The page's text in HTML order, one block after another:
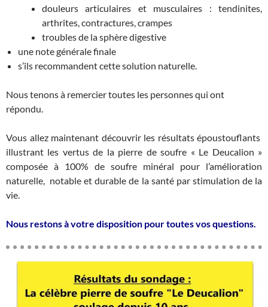
douleurs articulaires et musculaires : tendinites,
arthrites, contractures, crampes
troubles de la sphère digestive
une note générale finale
s’ils recommandent cette solution naturelle.
Nous tenons à remercier toutes les personnes qui ont
répondu.
Vous allez maintenant découvrir les résultats époustouflants
illustrant les vertus de la pierre de soufre « Le Deucalion »
composée à 100% de soufre minéral pour l’amélioration
naturelle, notable et durable de la santé par stimulation de la
vie.
Nous restons à votre disposition pour toutes vos questions.